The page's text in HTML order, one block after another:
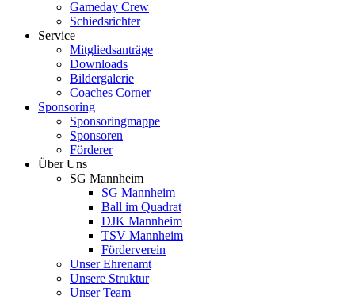
Gameday Crew
Schiedsrichter
Service
Mitgliedsanträge
Downloads
Bildergalerie
Coaches Corner
Sponsoring
Sponsoringmappe
Sponsoren
Förderer
Über Uns
SG Mannheim
SG Mannheim
Ball im Quadrat
DJK Mannheim
TSV Mannheim
Förderverein
Unser Ehrenamt
Unsere Struktur
Unser Team